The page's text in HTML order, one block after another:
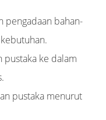
pengadaan bahan-
pustaka ke dalam
pustaka menurut